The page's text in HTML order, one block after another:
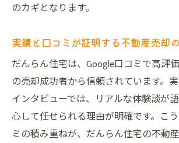
のカギとなります。
実績と口コミが証明する不動産売却
だんらん住宅は、Google口コミで高評
の売却成功者から信頼されています。
インタビューでは、リアルな体験談が
心して任せられる理由が明確です。こ
ミの積み重ねが、だんらん住宅の不動